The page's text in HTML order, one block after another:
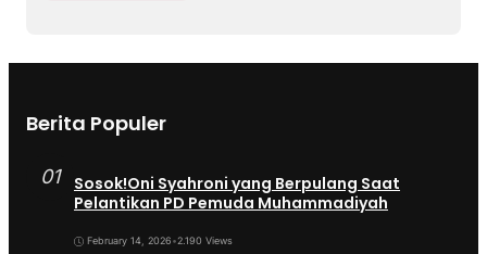
Berita Populer
01
Sosok!Oni Syahroni yang Berpulang Saat
Pelantikan PD Pemuda Muhammadiyah
February 14, 2026•2.190 Views